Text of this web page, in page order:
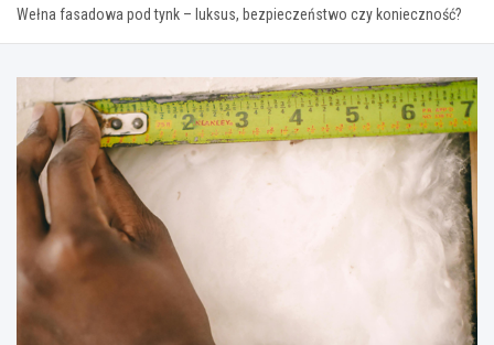
Wełna fasadowa pod tynk – luksus, bezpieczeństwo czy konieczność?